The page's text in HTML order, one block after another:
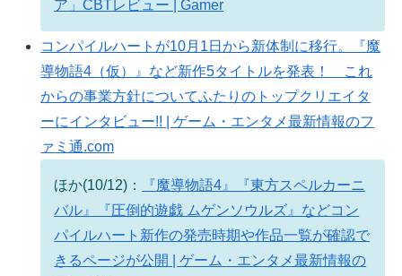
ア」CBTレビュー | Gamer
コンパイルハートが10月1日から新体制に移行。『魔
導物語4（仮）』など新作5タイトルを発表！ これ
からの事業方針についてふたりのトップクリエイタ
ーにインタビュー!! | ゲーム・エンタメ最新情報のフ
ァミ通.com
ほか(10/12)：
『魔導物語4』『東方スペルカーニ
バル』『圧倒的遊戯 ムゲンソウルズ』などコン
パイルハート新作の発売時期や作品一覧が確認で
きるページが公開 | ゲーム・エンタメ最新情報の